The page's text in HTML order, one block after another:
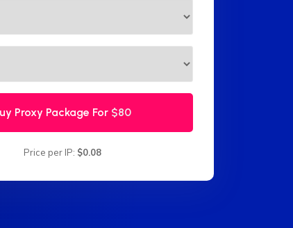
Proxy Package For $80
Price per IP: $0.08